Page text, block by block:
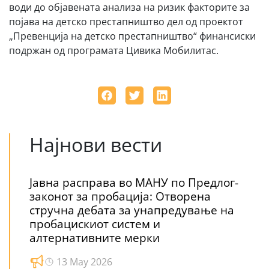
води до објавената анализа на ризик факторите за
појава на детско престапништво дел од проектот
„Превенција на детско престапништво“ финансиски
подржан од програмата Цивика Мобилитас.
Најнови вести
Јавна расправа во МАНУ по Предлог-
законот за пробација: Отворена
стручна дебата за унапредување на
пробацискиот систем и
алтернативните мерки
13 May 2026